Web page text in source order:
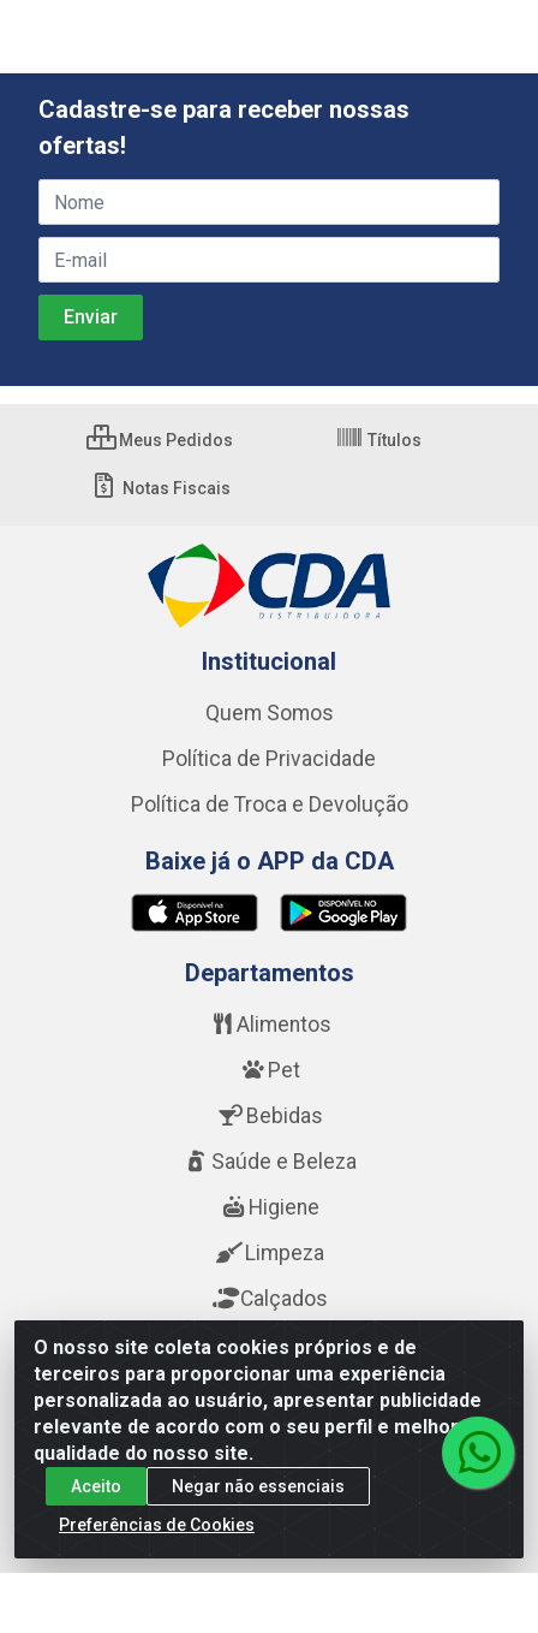
O nosso site coleta cookies próprios e de
terceiros para proporcionar uma experiência
personalizada ao usuário, apresentar publicidade
relevante de acordo com o seu perfil e melhorar a
qualidade do nosso site.
Aceito
Negar não essenciais
Preferências de Cookies
Cadastre-se para receber nossas
ofertas!
Meus Pedidos Títulos
Notas Fiscais
Institucional
Quem Somos
Política de Privacidade
Política de Troca e Devolução
Baixe já o APP da CDA
Departamentos
Alimentos
Pet
Bebidas
Saúde e Beleza
Higiene
Limpeza
Calçados
Fale Conosco
(84) 3615-7400
(84) 3615-7400
cda@cdanatal.com.br